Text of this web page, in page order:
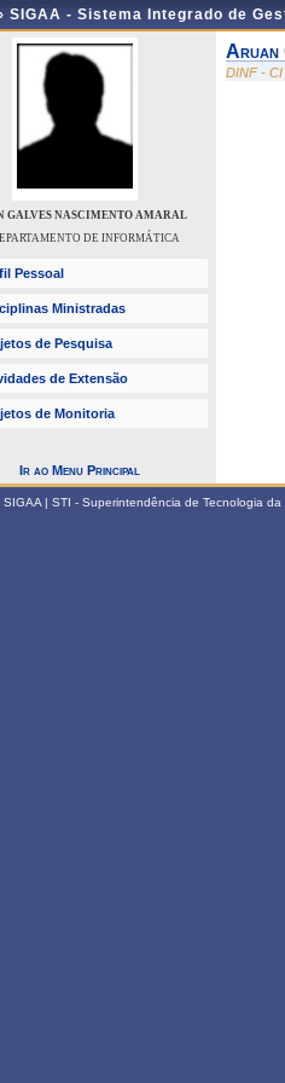
SIGAA - Sistema Integrado de
GALVES NASCIMENTO AMARAL
DE INFORMÁTICA
Pessoal
Ministradas
de Pesquisa
de Extensão
de Monitoria
Ir ao Menu Principal
Aruan
DINF - CI
SIGAA | STI - Superintendência de Tecnologia